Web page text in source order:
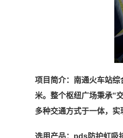
项目简介：南通火车站
米。整个枢纽广场秉承“
多种交通方式于一体，实
选用产品：pds防护虹吸